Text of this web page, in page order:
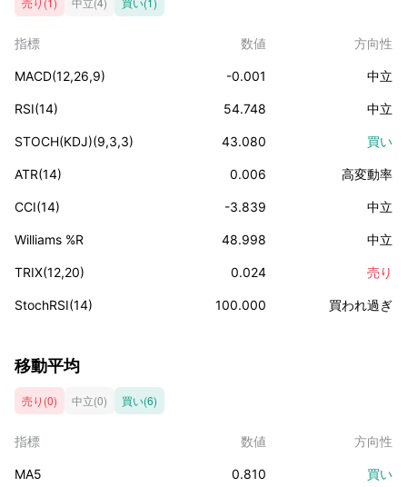
指標 数値 方向性
MACD(12,26,9) -0.001 中立
RSI(14) 54.748 中立
STOCH(KDJ)(9,3,3) 43.080 買い
ATR(14) 0.006 高変動率
CCI(14) -3.839 中立
Williams %R 48.998 中立
TRIX(12,20) 0.024 売り
StochRSI(14) 100.000 買われ過ぎ
移動平均
売り(0) 中立(0) 買い(6)
指標 数値 方向性
MA5 0.810 買い